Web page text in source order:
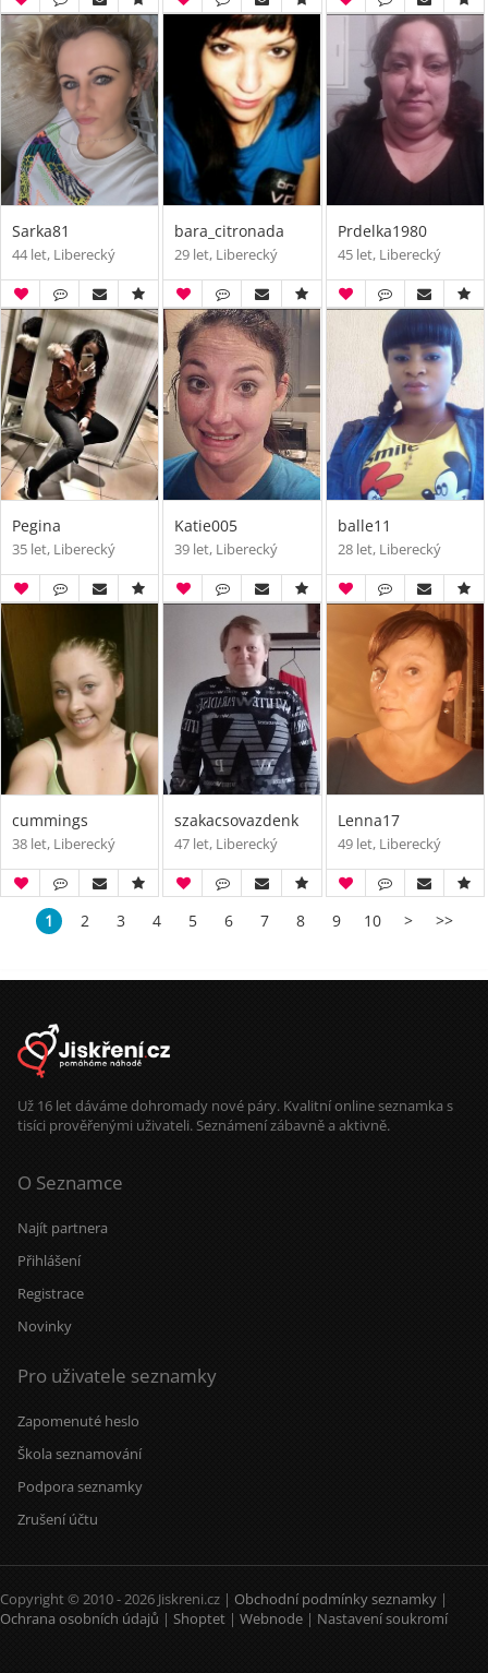
Sarka81
44 let, Liberecký
bara_citronada
29 let, Liberecký
Prdelka1980
45 let, Liberecký
Pegina
35 let, Liberecký
Katie005
39 let, Liberecký
balle11
28 let, Liberecký
cummings
38 let, Liberecký
szakacsovazdenk
47 let, Liberecký
Lenna17
49 let, Liberecký
1 2 3 4 5 6 7 8 9 10 > >>
Už 16 let dáváme dohromady nové páry. Kvalitní online seznamka s
tisíci prověřenými uživateli. Seznámení zábavně a aktivně.
O Seznamce
Najít partnera
Přihlášení
Registrace
Novinky
Pro uživatele seznamky
Zapomenuté heslo
Škola seznamování
Podpora seznamky
Zrušení účtu
Copyright © 2010 - 2026 Jiskreni.cz | Obchodní podmínky seznamky |
Ochrana osobních údajů | Shoptet | Webnode | Nastavení soukromí